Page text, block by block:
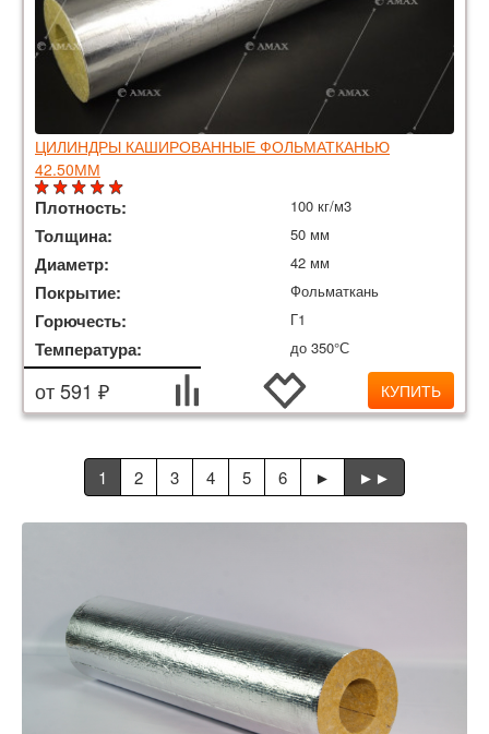
ЦИЛИНДРЫ КАШИРОВАННЫЕ ФОЛЬМАТКАНЬЮ
42.50ММ
Плотность: 100 кг/м3
Толщина: 50 мм
Диаметр: 42 мм
Покрытие: Фольматкань
Горючесть: Г1
Температура: до 350°С
от 591 ₽ КУПИТЬ
1 2 3 4 5 6 ► ►►